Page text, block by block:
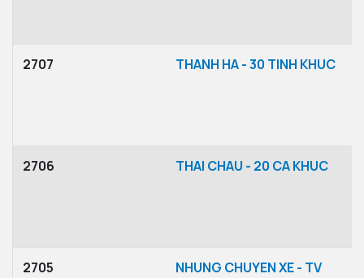
2707 THANH HA - 30 TINH KHUC
2706 THAI CHAU - 20 CA KHUC
2705 NHUNG CHUYEN XE - TV